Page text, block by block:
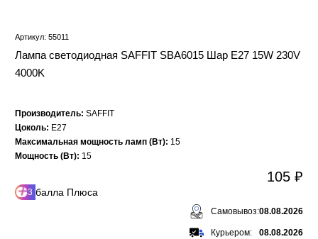
Артикул: 55011
Лампа светодиодная SAFFIT SBA6015 Шар E27 15W 230V
4000K
Производитель: SAFFIT
Цоколь: E27
Максимальная мощность ламп (Вт): 15
Мощность (Вт): 15
3 балла Плюса
105 ₽
Самовывоз:08.08.2026
Курьером: 08.08.2026